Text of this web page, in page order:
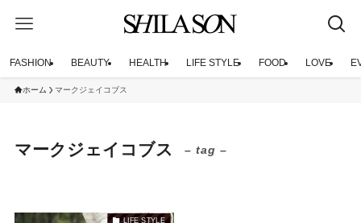
FASHION BEAUTY HEALTH LIFE STYLE FOOD LOVE
ホーム マークジェイコブス
マークジェイコブス – tag –
LIFE STYLE